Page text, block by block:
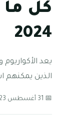
كل ما
2024
يعد
الذين يمكنهم
📅 31 أغسطس 2023